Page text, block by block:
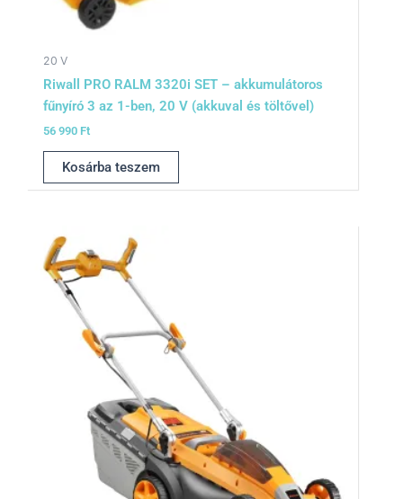
20 V
Riwall PRO RALM 3320i SET – akkumulátoros
fűnyíró 3 az 1-ben, 20 V (akkuval és töltővel)
56 990 Ft
Kosárba teszem